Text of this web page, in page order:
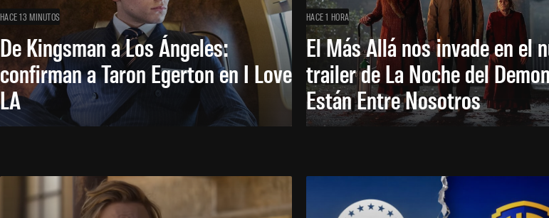
HACE 13 MINUTOS
De Kingsman a Los Ángeles:
confirman a Taron Egerton en I Love
LA
HACE 1 HORA
El Más Allá nos invade en el
trailer de La Noche del
Están Entre Nosotros